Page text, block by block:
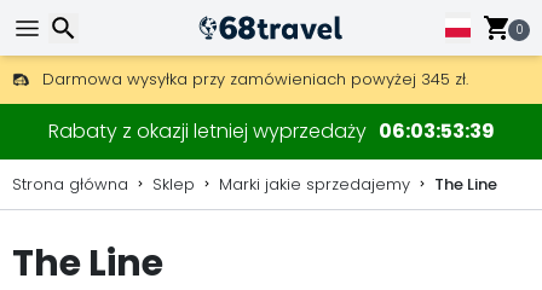
0
Darmowa wysyłka przy zamówieniach powyżej 345 zł.
30 dni na zwrot, 90 dni na drewniane mapy i dekoracje.
Rabaty z okazji letniej wyprzedaży 06035338
Strona główna Sklep Marki jakie sprzedajemy The Line
The Line
Wyszukaj